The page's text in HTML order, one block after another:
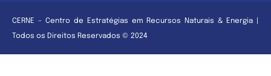
CERNE – Centro de Estratégias em Recursos Naturais & Energia |
Todos os Direitos Reservados © 2024